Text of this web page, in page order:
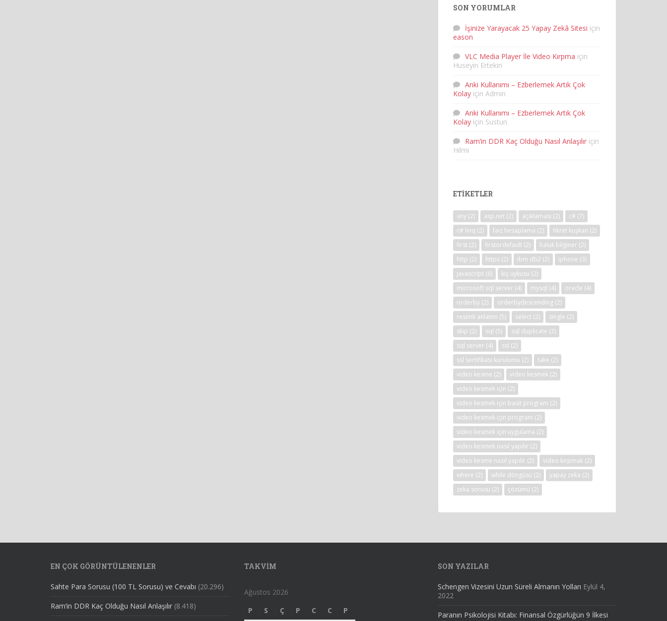
SON YORUMLAR
İşinize Yarayacak 25 Yapay Zekâ Sitesi için
eason
VLC Media Player İle Video Kırpma için
Huseyin Ertekin
Anki Kullanımı – Ezberlemek Artık Çok
Kolay için Admin
Anki Kullanımı – Ezberlemek Artık Çok
Kolay için Sustun
Ram’in DDR Kaç Olduğu Nasıl Anlaşılır için
Hilmi
ETIKETLER
any (2) asp.net (2) açıklaması (2) c# (7)
c# linq (2) faiz hesaplama (2) fikret kuşkan (2)
first (2) firstordefault (2) haluk bilginer (2)
http (2) https (2) ibm db2 (2) iphone (3)
javascript (6) kış uykusu (2)
microsoft sql server (4) mysql (4) oracle (4)
orderby (2) orderbydescending (2)
resimli anlatım (5) select (2) single (2)
skip (2) sql (5) sql duplicate (2)
sql server (4) ssl (2)
ssl sertifikası kurulumu (2) take (2)
video kesme (2) video kesmek (2)
video kesmek için (2)
video kesmek için basit program (2)
video kesmek için program (2)
video kesmek için uygulama (2)
video kesmek nasıl yapılır (2)
video kesme nasıl yapılır (2) video kırpmak (2)
where (2) while döngüsü (2) yapay zeka (2)
zeka sorusu (2) çözümü (2)
EN ÇOK GÖRÜNTÜLENENLER
Sahte Para Sorusu (100 TL Sorusu) ve Cevabı (20.296)
Ram’in DDR Kaç Olduğu Nasıl Anlaşılır (8.418)
TAKVIM
Ağustos 2026
P
S Ç P C C P
SON YAZILAR
Schengen Vizesini Uzun Süreli Almanın Yolları Eylül 4,
2022
Paranın Psikolojisi Kitabı: Finansal Özgürlüğün 9 İlkesi